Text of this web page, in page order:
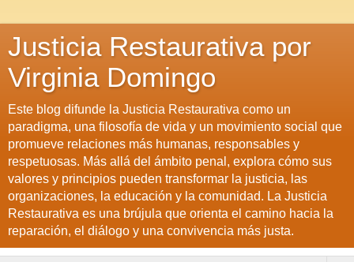
Justicia Restaurativa por
Virginia Domingo
Este blog difunde la Justicia Restaurativa como un
paradigma, una filosofía de vida y un movimiento social que
promueve relaciones más humanas, responsables y
respetuosas. Más allá del ámbito penal, explora cómo sus
valores y principios pueden transformar la justicia, las
organizaciones, la educación y la comunidad. La Justicia
Restaurativa es una brújula que orienta el camino hacia la
reparación, el diálogo y una convivencia más justa.